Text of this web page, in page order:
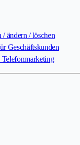
/ ändern / löschen
Geschäftskunden